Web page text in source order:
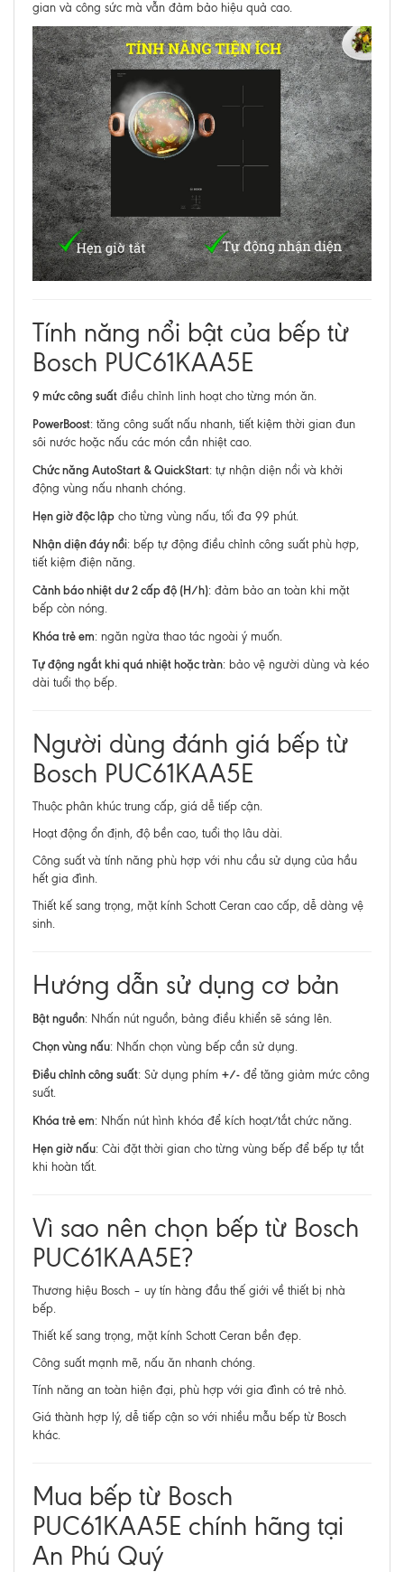
gian và công sức mà vẫn đảm bảo hiệu quả cao.
Tính năng nổi bật của bếp từ
Bosch PUC61KAA5E
9 mức công suất điều chỉnh linh hoạt cho từng món ăn.
PowerBoost: tăng công suất nấu nhanh, tiết kiệm thời gian đun
sôi nước hoặc nấu các món cần nhiệt cao.
Chức năng AutoStart & QuickStart: tự nhận diện nồi và khởi
động vùng nấu nhanh chóng.
Hẹn giờ độc lập cho từng vùng nấu, tối đa 99 phút.
Nhận diện đáy nồi: bếp tự động điều chỉnh công suất phù hợp,
tiết kiệm điện năng.
Cảnh báo nhiệt dư 2 cấp độ (H/h): đảm bảo an toàn khi mặt
bếp còn nóng.
Khóa trẻ em: ngăn ngừa thao tác ngoài ý muốn.
Tự động ngắt khi quá nhiệt hoặc tràn: bảo vệ người dùng và kéo
dài tuổi thọ bếp.
Người dùng đánh giá bếp từ
Bosch PUC61KAA5E
Thuộc phân khúc trung cấp, giá dễ tiếp cận.
Hoạt động ổn định, độ bền cao, tuổi thọ lâu dài.
Công suất và tính năng phù hợp với nhu cầu sử dụng của hầu
hết gia đình.
Thiết kế sang trọng, mặt kính Schott Ceran cao cấp, dễ dàng vệ
sinh.
Hướng dẫn sử dụng cơ bản
Bật nguồn: Nhấn nút nguồn, bảng điều khiển sẽ sáng lên.
Chọn vùng nấu: Nhấn chọn vùng bếp cần sử dụng.
Điều chỉnh công suất: Sử dụng phím +/- để tăng giảm mức công
suất.
Khóa trẻ em: Nhấn nút hình khóa để kích hoạt/tắt chức năng.
Hẹn giờ nấu: Cài đặt thời gian cho từng vùng bếp để bếp tự tắt
khi hoàn tất.
Vì sao nên chọn bếp từ Bosch
PUC61KAA5E?
Thương hiệu Bosch – uy tín hàng đầu thế giới về thiết bị nhà
bếp.
Thiết kế sang trọng, mặt kính Schott Ceran bền đẹp.
Công suất mạnh mẽ, nấu ăn nhanh chóng.
Tính năng an toàn hiện đại, phù hợp với gia đình có trẻ nhỏ.
Giá thành hợp lý, dễ tiếp cận so với nhiều mẫu bếp từ Bosch
khác.
Mua bếp từ Bosch
PUC61KAA5E chính hãng tại
An Phú Quý